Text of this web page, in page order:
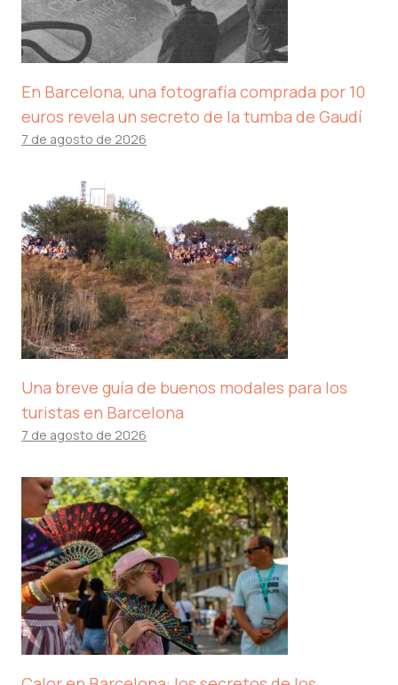
En Barcelona, ​​una fotografía comprada por 10
euros revela un secreto de la tumba de Gaudí
7 de agosto de 2026
Una breve guía de buenos modales para los
turistas en Barcelona
7 de agosto de 2026